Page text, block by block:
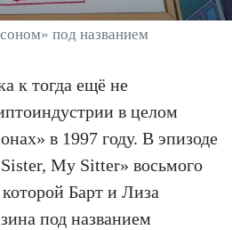
под названием
к тогда ещё не
в целом
в 1997 году. В эпизоде
My Sitter» восьмого
которой Барт и Лиза
под названием